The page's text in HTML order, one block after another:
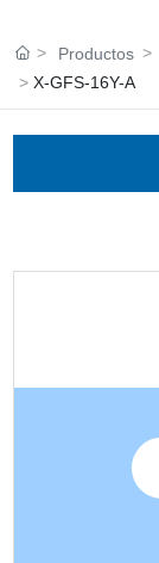
Productos
X-GFS-16Y-A